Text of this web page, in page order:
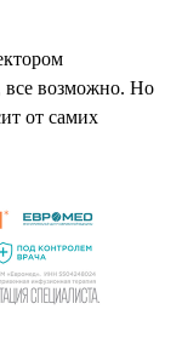
все возможно. Но
от самих